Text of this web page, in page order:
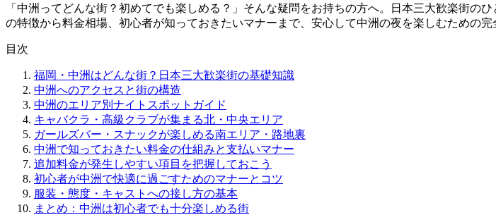
「中洲ってどんな街？初めてでも楽しめる？」そんな疑問をお持ちの方へ。日本三大歓楽街の
の特徴から料金相場、初心者が知っておきたいマナーまで、安心して中洲の夜を楽しむための完
目次
福岡・中洲はどんな街？日本三大歓楽街の基礎知識
中洲へのアクセスと街の構造
中洲のエリア別ナイトスポットガイド
キャバクラ・高級クラブが集まる北・中央エリア
ガールズバー・スナックが楽しめる南エリア・路地裏
中洲で知っておきたい料金の仕組みと支払いマナー
追加料金が発生しやすい項目を把握しておこう
初心者が中洲で快適に過ごすためのマナーとコツ
服装・態度・キャストへの接し方の基本
まとめ：中洲は初心者でも十分楽しめる街